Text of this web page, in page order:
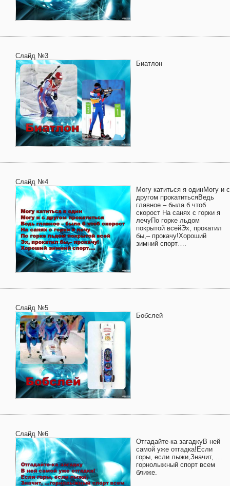
Слайд №3
Биатлон
Слайд №4
Могу катиться я одинМогу и с
другом прокатитьсяВедь
главное – была б чтоб
скорост На санях с горки я
лечуПо горке льдом
покрытой всейЭх, прокатил
бы,– прокачу!Хороший
зимний спорт….
Слайд №5
Бобслей
Слайд №6
Отгадайте-ка загадкуВ ней
самой уже отгадка!Если
горы, если лыжи,Значит, …
горнолыжный спорт всем
ближе.